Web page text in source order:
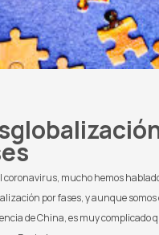
coronavirus, mucho hemos
por fases, y aunque somos
de China, es muy complicado